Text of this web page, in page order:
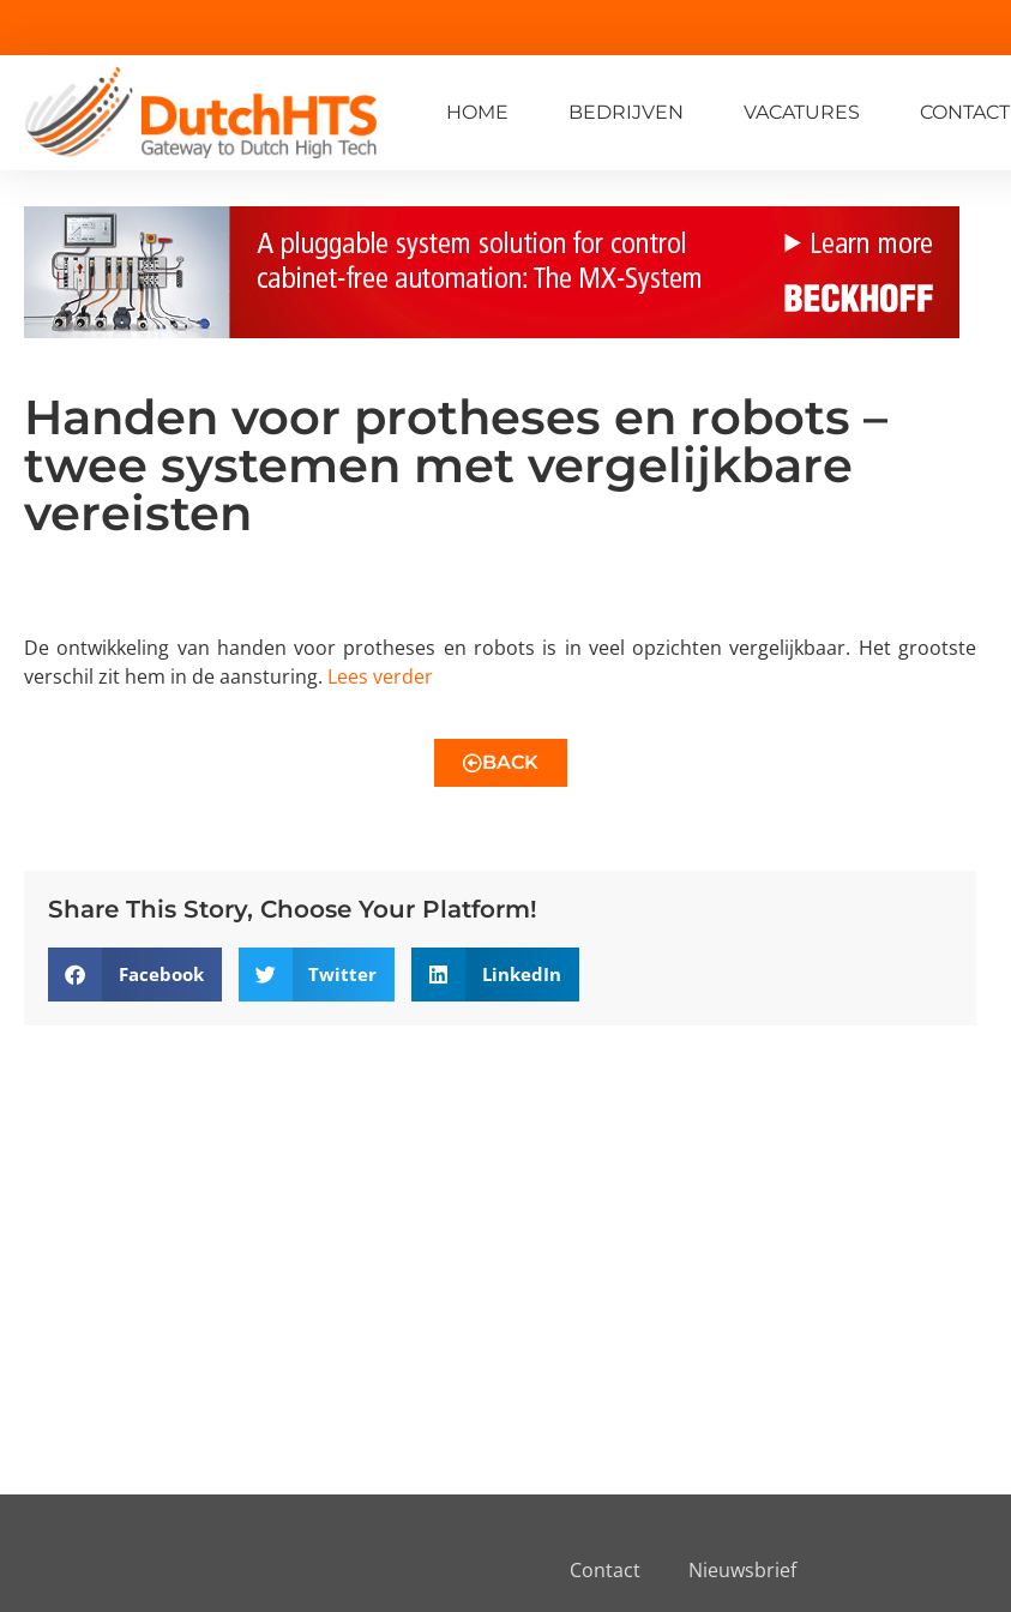
HOME BEDRIJVEN VACATURES CONTACT
Handen voor protheses en robots –
twee systemen met vergelijkbare
vereisten
De ontwikkeling van handen voor protheses en robots is in veel opzichten vergelijkbaar. Het grootste
verschil zit hem in de aansturing. Lees verder
BACK
Share This Story, Choose Your Platform!
Facebook Twitter LinkedIn
Contact Nieuwsbrief